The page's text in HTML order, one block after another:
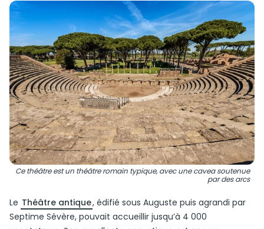
Ce théâtre est un théâtre romain typique, avec une cavea soutenue
par des arcs
Le Théâtre antique, édifié sous Auguste puis agrandi par
Septime Sévère, pouvait accueillir jusqu’à 4 000